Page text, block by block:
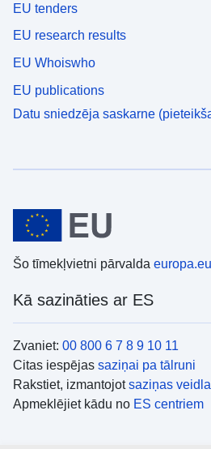
EU tenders
EU research results
EU Whoiswho
EU publications
Datu sniedzēja saskarne
Šo tīmekļvietni pārvalda europa.eu
Kā sazināties ar ES
Zvaniet: 00 800 6 7 8 9 10 11
Citas iespējas saziņai pa tālruni
Rakstiet, izmantojotsaziņas
Apmeklējiet kādu no ES centriem